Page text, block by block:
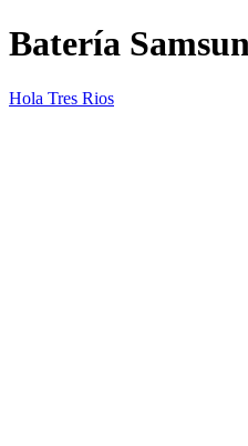
Batería
Hola Tres Rios